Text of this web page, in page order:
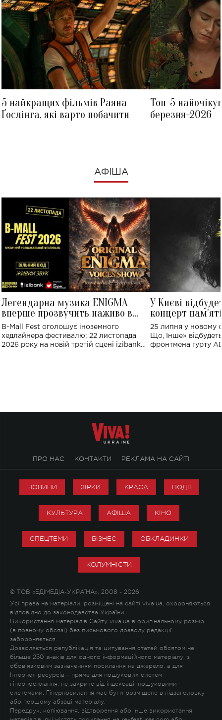
5 найкращих фільмів Раяна
Ґослінга, які варто побачити
Топ-5
березня-2026
АФІША
Легендарна музика ENIGMA
вперше прозвучить наживо в
Україні: де відбудеться концерт
B-Mall Fest оголошує іноземного
хедлайнера фестивалю: 22 листопада
2026 року на новій третій сцені izibank
У Києві
концерт
Клименка:
виконають
25 липня у новому
Що, Інше»
фронтмена гурту
ПРО НАС КОНТАКТИ РЕКЛАМА НА САЙТІ
НОВИНИ ЗІРКИ КРАСА ПОДІЇ
КУЛЬТУРА АФІША КІНО
СПЕЦТЕМИ БІЗНЕС ОБКЛАДИНКИ
КОЛУМНІСТИ
© ТОВ «ЕДІМЕДІА-УКРАЇНА», 2008 - 2026
Усі права на матеріали, розміщені на сайті viva.ua, охороняються
відповідно до законодавства України.
Використання матеріалів Сайту viva.ua в оригінальному розмірі
(в повному обсязі) без письмового дозволу редакції
забороняється.
Дозволяється републікація та цитування статей обсягом не
більше 250 знаків для одного інформаційного матеріалу, з
обов'язковим зазначенням посилання на джерело, а для
Інтернет-ресурсів – пряме для пошукових систем
гіперпосилання, не закрите від індексації пошуковими
системами. Гіперпосилання має бути розміщене в підзаголовку
або першому абзаці матеріалу.
Передрук, копіювання, відтворення або інше використання